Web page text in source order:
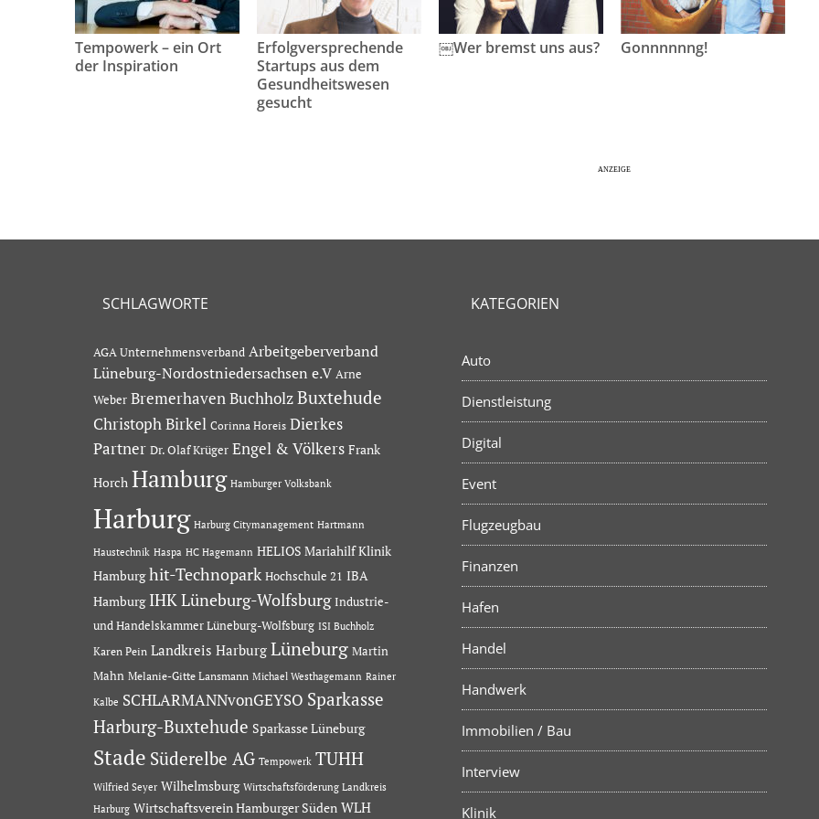
Tempowerk – ein Ort
der Inspiration
Erfolgversprechende
Startups aus dem
Gesundheitswesen
gesucht
￼Wer bremst uns aus? Gonnnnnng!
SCHLAGWORTE
AGA Unternehmensverband Arbeitgeberverband
Lüneburg-Nordostniedersachsen e.V Arne
Weber BremerhavenBuchholzBuxtehude
Christoph Birkel Corinna Horeis Dierkes
Partner Dr. Olaf Krüger Engel & Völkers Frank
Horch Hamburg Hamburger Volksbank
Harburg Harburg Citymanagement Hartmann
Haustechnik Haspa HC Hagemann HELIOS Mariahilf Klinik
Hamburg hit-Technopark Hochschule 21 IBA
Hamburg IHK Lüneburg-Wolfsburg Industrie-
und Handelskammer Lüneburg-Wolfsburg ISI Buchholz
Karen Pein Landkreis Harburg Lüneburg Martin
Mahn Melanie-Gitte Lansmann Michael Westhagemann Rainer
Kalbe SCHLARMANNvonGEYSO Sparkasse
Harburg-Buxtehude Sparkasse Lüneburg
Stade Süderelbe AG Tempowerk TUHH
Wilfried Seyer Wilhelmsburg Wirtschaftsförderung Landkreis
Harburg Wirtschaftsverein Hamburger Süden WLH
KATEGORIEN
Auto
Dienstleistung
Digital
Event
Flugzeugbau
Finanzen
Hafen
Handel
Handwerk
Immobilien / Bau
Interview
Klinik